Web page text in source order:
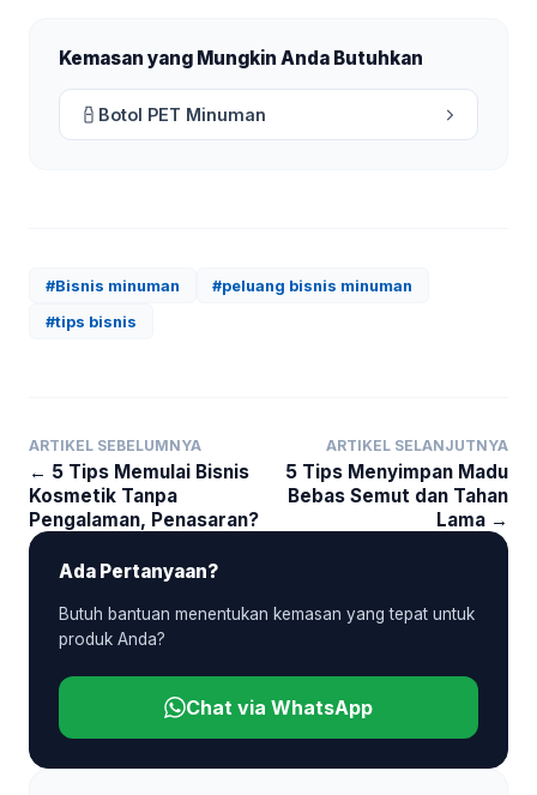
Kemasan yang Mungkin Anda Butuhkan
Botol PET Minuman
#Bisnis minuman
#peluang bisnis minuman
#tips bisnis
ARTIKEL SEBELUMNYA
← 5 Tips Memulai Bisnis
Kosmetik Tanpa
Pengalaman, Penasaran?
ARTIKEL SELANJUTNYA
5 Tips Menyimpan Madu
Bebas Semut dan Tahan
Lama →
Ada Pertanyaan?
Butuh bantuan menentukan kemasan yang tepat untuk
produk Anda?
Chat via WhatsApp